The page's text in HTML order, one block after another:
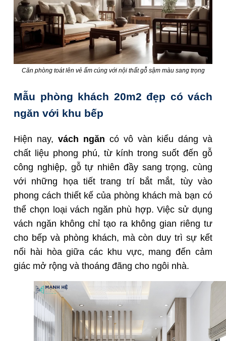
Căn phòng toát lên vẻ ấm cúng với nội thất gỗ sậm màu sang trọng
Mẫu phòng khách 20m2 đẹp có vách
ngăn với khu bếp
Hiện nay, vách ngăn có vô vàn kiểu dáng và
chất liệu phong phú, từ kính trong suốt đến gỗ
công nghiệp, gỗ tự nhiên đầy sang trọng, cùng
với những họa tiết trang trí bắt mắt, tùy vào
phong cách thiết kế của phòng khách mà bạn có
thể chọn loại vách ngăn phù hợp. Việc sử dụng
vách ngăn không chỉ tạo ra không gian riêng tư
cho bếp và phòng khách, mà còn duy trì sự kết
nối hài hòa giữa các khu vực, mang đến cảm
giác mở rộng và thoáng đãng cho ngôi nhà.